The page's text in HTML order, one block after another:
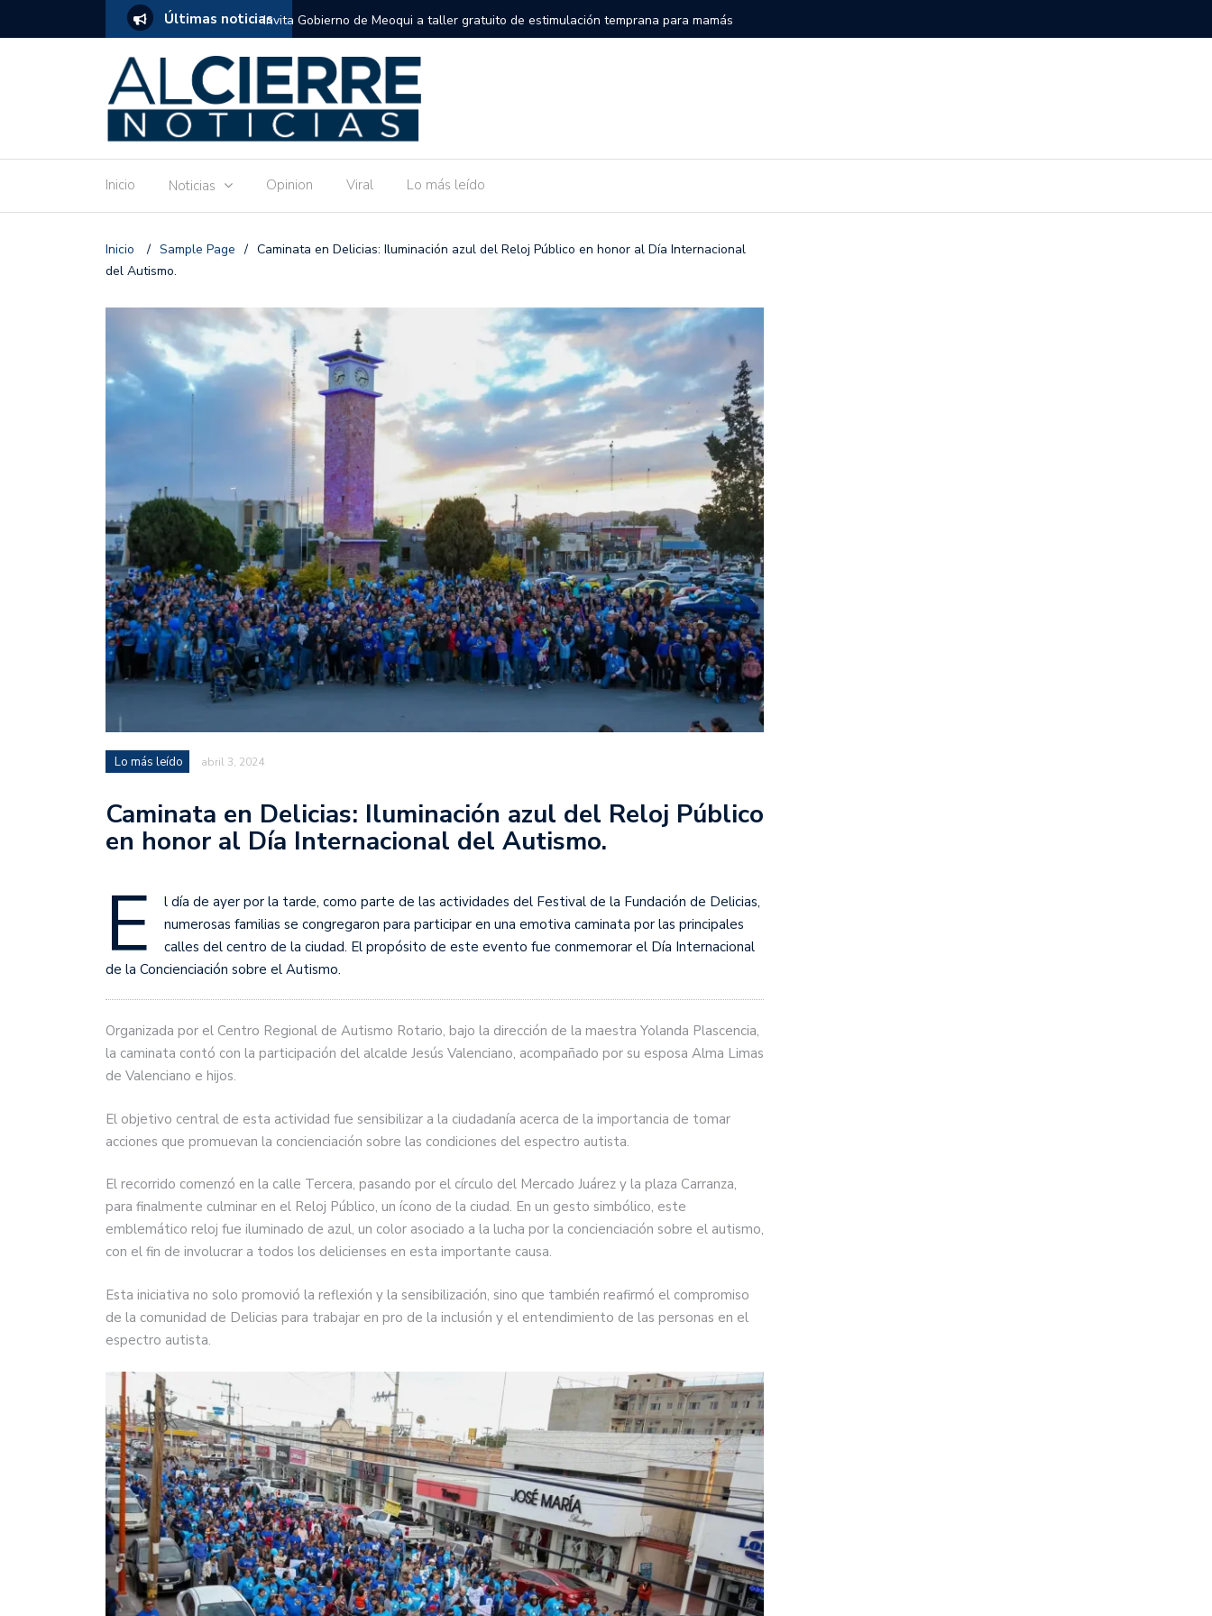
Últimas noticias
de estimulación temprana para mamás
Invitan a disfrutar las semifinales de la Serie Internacional Big League en el Alonso
Ronquillo este jueves.
de Camargo para el control de insectos.
Inicio Noticias Opinion Viral Lo más leído
Inicio / Sample Page / Caminata en Delicias: Iluminación azul del Reloj Público en honor al Día Internacional
del Autismo.
Lo más leído abril 3, 2024
Caminata en Delicias: Iluminación azul del Reloj Público
en honor al Día Internacional del Autismo.
E
l día de ayer por la tarde, como parte de las actividades del Festival de la Fundación de Delicias,
numerosas familias se congregaron para participar en una emotiva caminata por las principales
calles del centro de la ciudad. El propósito de este evento fue conmemorar el Día Internacional
de la Concienciación sobre el Autismo.
Organizada por el Centro Regional de Autismo Rotario, bajo la dirección de la maestra Yolanda Plascencia,
la caminata contó con la participación del alcalde Jesús Valenciano, acompañado por su esposa Alma Limas
de Valenciano e hijos.
El objetivo central de esta actividad fue sensibilizar a la ciudadanía acerca de la importancia de tomar
acciones que promuevan la concienciación sobre las condiciones del espectro autista.
El recorrido comenzó en la calle Tercera, pasando por el círculo del Mercado Juárez y la plaza Carranza,
para finalmente culminar en el Reloj Público, un ícono de la ciudad. En un gesto simbólico, este
emblemático reloj fue iluminado de azul, un color asociado a la lucha por la concienciación sobre el autismo,
con el fin de involucrar a todos los delicienses en esta importante causa.
Esta iniciativa no solo promovió la reflexión y la sensibilización, sino que también reafirmó el compromiso
de la comunidad de Delicias para trabajar en pro de la inclusión y el entendimiento de las personas en el
espectro autista.